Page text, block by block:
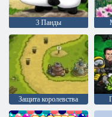
3 Панды
Защита королевства